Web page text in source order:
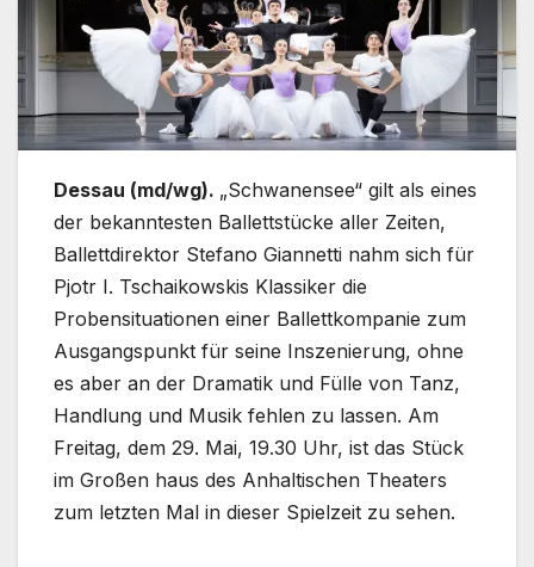
Dessau (md/wg). „Schwanensee“ gilt als eines
der bekanntesten Ballettstücke aller Zeiten,
Ballettdirektor Stefano Giannetti nahm sich für
Pjotr I. Tschaikowskis Klassiker die
Probensituationen einer Ballettkompanie zum
Ausgangspunkt für seine Inszenierung, ohne
es aber an der Dramatik und Fülle von Tanz,
Handlung und Musik fehlen zu lassen. Am
Freitag, dem 29. Mai, 19.30 Uhr, ist das Stück
im Großen haus des Anhaltischen Theaters
zum letzten Mal in dieser Spielzeit zu sehen.